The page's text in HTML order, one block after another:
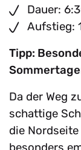
Dauer:
Aufstieg:
Tipp:
Da der Weg
schattige
die